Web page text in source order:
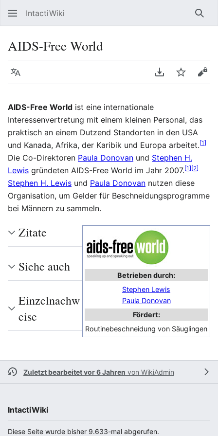
IntactiWiki
AIDS-Free World
Sprache PDF
AIDS-Free World ist eine internationale
Interessenvertretung mit einem kleinen Personal, das
praktisch an einem Dutzend Standorten in den USA
und Kanada, Afrika, der Karibik und Europa arbeitet.[1]
Die Co-Direktoren Paula Donovan und Stephen H.
Lewis gründeten AIDS-Free World im Jahr 2007.[1][2]
Stephen H. Lewis und Paula Donovan nutzen diese
Organisation, um Gelder für Beschneidungsprogramme
bei Männern zu sammeln.
Betrieben durch:
Stephen Lewis
Paula Donovan
Fördert:
Routinebeschneidung von Säuglingen
Zitate
Siehe auch
Einzelnachw
eise
Zuletzt bearbeitet vor 6 Jahren von WikiAdmin
IntactiWiki
Diese Seite wurde bisher 9.633-mal abgerufen.